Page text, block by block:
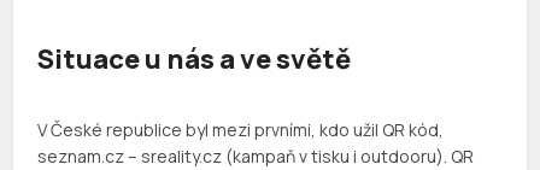
Situace u nás a ve světě
V České republice byl mezi prvními, kdo užil QR kód,
seznam.cz – sreality.cz (kampaň v tisku i outdooru). QR